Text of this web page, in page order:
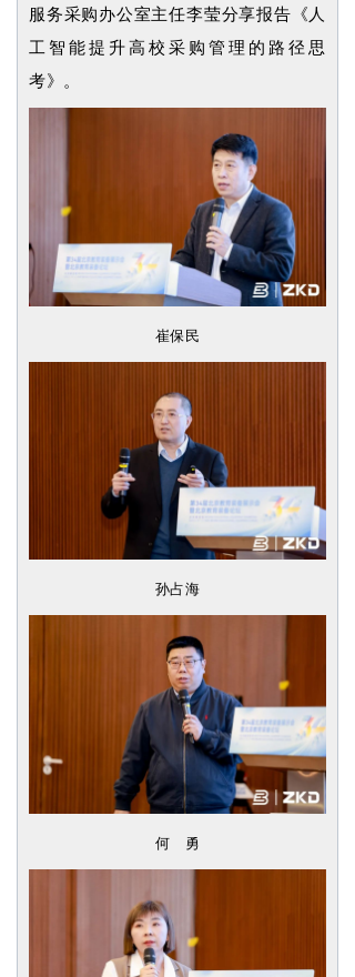
服务采购办公室主任李莹分享报告《人
工智能提升高校采购管理的路径思
考》。
崔保民
孙占海
何 勇